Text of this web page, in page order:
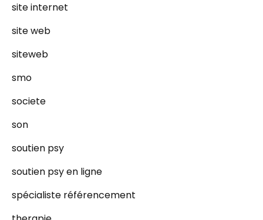
site internet
site web
siteweb
smo
societe
son
soutien psy
soutien psy en ligne
spécialiste référencement